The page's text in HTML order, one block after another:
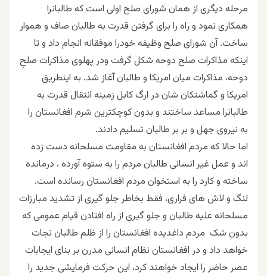
مرحله دیگری از همان شورای صلح اولی است که طالبانرا
همکاری نمود و راه را برای گرفتن قدرت به طالبان صاف و هموار
ساخت. آن شورای صلح وظیفه خودرا موفقانه انجام داد و تا
اینکه مذاکرات صلح دوحه شکل گرفت ودر پهلوی مذاکرات صلحِ
دوحه، مذاکرات میان امریکا و طالبان آغاز شد. به اینطریق
امریکا و گماشتکان شان در ارگ کابل زمینه انتقال قدرت به
طالبانرا مساعد ساختند و بدون کوچکترین شرم افغانستان را
به نیروی جهل و بر بر طالبان تسلیم دادند.
اما حالا که مردم افغانستان به مقاومت مسلحانه دست زده
اند و عمل غیر انسانی طالبان مردم را به ستوه آورده ، درمانده
ساخته و کارد را به استخوان مردم افغانستان رسانده است.
لنگ و لاش های فراری، فقط بخاطر جلو گیری از تشدید مبارزات
مسلحانه علیه طالبان و جلو گیری از راه افتادن قیام عمومی که
بدون شک مردم داغدیده افغانستان را از ظلم طالبان نجات
خواهد داد و در افغانستان نظام انسانی مدرن بر بنای ایجابات
عصر حاضر را ایجاد خواهند کرد، این حرکت فرمایشی جدید را